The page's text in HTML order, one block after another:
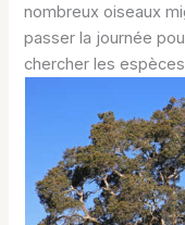
nombreux oiseaux
passer la journée
chercher les